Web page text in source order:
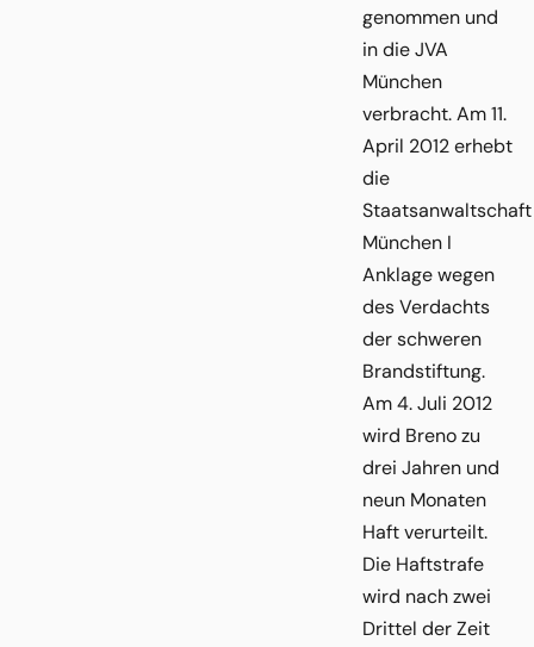
genommen und
in die JVA
München
verbracht. Am 11.
April 2012 erhebt
die
Staatsanwaltschaft
München I
Anklage wegen
des Verdachts
der schweren
Brandstiftung.
Am 4. Juli 2012
wird Breno zu
drei Jahren und
neun Monaten
Haft verurteilt.
Die Haftstrafe
wird nach zwei
Drittel der Zeit